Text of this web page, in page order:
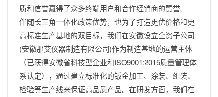
质和信誉赢得了众多终端用户和合作经销商的赞誉。
伴随长三角一体化政策优势，也为了打造更优价格和更
高标准生产基地的双目标，我们在安徽设立全资子公司
(安徽那艾仪器制造有限公司)作为制造基地的运营主体
（已获得安徽省科技型企业和ISO9001:2015质量管理体
系认定），通过建立标准化的钣金加工、涂装、组装、
检验等生产线来保证高品质产品。在研发方面，我们在